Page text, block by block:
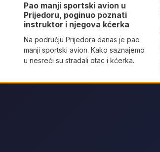
Pao manji sportski avion u
Prijedoru, poginuo poznati
instruktor i njegova kćerka
Na području Prijedora danas je pao
manji sportski avion. Kako saznajemo
u nesreći su stradali otac i kćerka.